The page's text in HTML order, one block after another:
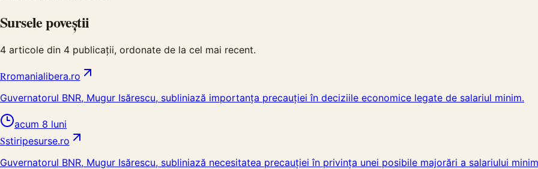
Sursele poveștii
4 articole din 4 publicații, ordonate de la cel mai recent.
Rromanialibera.ro
Guvernatorul BNR, Mugur Isărescu, subliniază importanța precauției în deciziile economice legate de salariul minim.
acum 8 luni
Sstiripesurse.ro
Guvernatorul BNR, Mugur Isărescu, subliniază necesitatea precauției în privința unei posibile majorări a salariului